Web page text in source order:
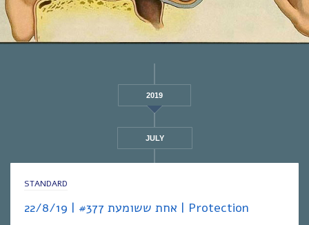
2019
JULY
STANDARD
אחת ששומעת #377 | 22/8/19 | Protection